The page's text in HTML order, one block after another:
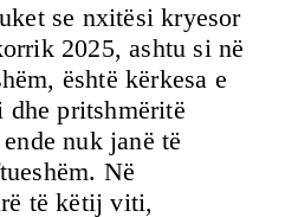
se nxitësi kryesor
2025, ashtu si në
është kërkesa e
pritshmëritë
nuk janë të
Në
të këtij viti,